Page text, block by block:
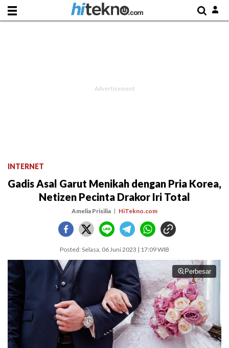
INTERNET
Gadis Asal Garut Menikah dengan Pria Korea,
Netizen Pecinta Drakor Iri Total
Amelia Prisilia HiTekno.com
Posted: Selasa, 06 Juni 2023 | 17:09 WIB
Perbesar